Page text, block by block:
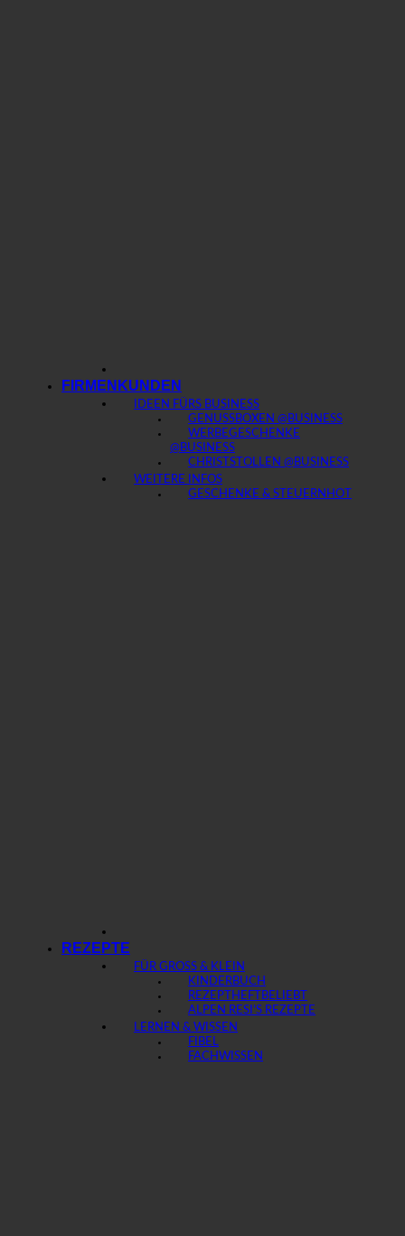
FIRMENKUNDEN
IDEEN FÜRS BUSINESS
GENUSSBOXEN @BUSINESS
WERBEGESCHENKE
@BUSINESS
CHRISTSTOLLEN @BUSINESS
WEITERE INFOS
GESCHENKE & STEUERN
REZEPTE
FÜR GROSS & KLEIN
KINDERBUCH
REZEPTHEFT
ALPEN RESI’S REZEPTE
LERNEN & WISSEN
FIBEL
FACHWISSEN